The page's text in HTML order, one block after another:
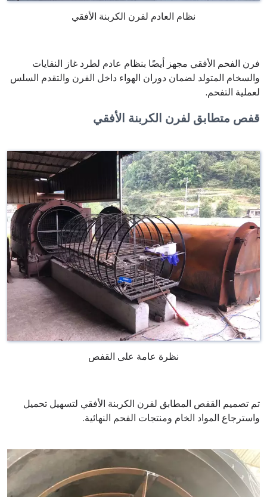
نظام العادم لفرن الكربنة الأفقي
فرن الفحم الأفقي مجهز أيضًا بنظام عادم لطرد غاز النفايات
والسخام المتولد لضمان دوران الهواء داخل الفرن والتقدم السلس
لعملية التفحم.
قفص متطابق لفرن الكربنة الأفقي
نظرة عامة على القفص
تم تصميم القفص المطابق لفرن الكربنة الأفقي لتسهيل تحميل
واسترجاع المواد الخام ومنتجات الفحم النهائية.